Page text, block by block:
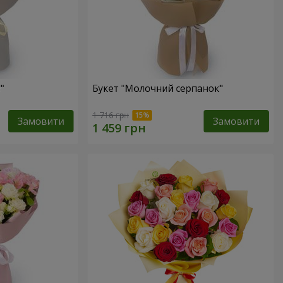
Замовити
Букет "Молочний серпанок"
1 716 грн Замовити